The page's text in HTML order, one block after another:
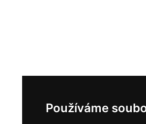
Používáme